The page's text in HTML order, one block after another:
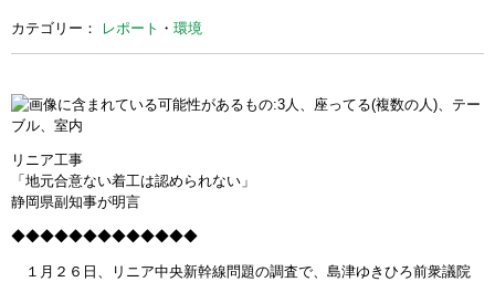
カテゴリー： レポート ・ 環境
リニア工事
「地元合意ない着工は認められない」
静岡県副知事が明言
◆◆◆◆◆◆◆◆◆◆◆◆◆
１月２６日、リニア中央新幹線問題の調査で、島津ゆきひろ前衆議院